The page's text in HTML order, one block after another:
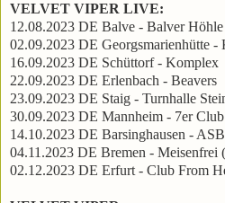
VELVET VIPER LIVE:
12.08.2023 DE Balve - Balver
02.09.2023 DE Georgsmarienhütte -
16.09.2023 DE Schüttorf - Komplex
22.09.2023 DE Erlenbach - Beavers
23.09.2023 DE Staig - Turnhalle
30.09.2023 DE Mannheim - 7er Club
14.10.2023 DE Barsinghausen -
04.11.2023 DE Bremen - Meisenfrei
02.12.2023 DE Erfurt - Club From